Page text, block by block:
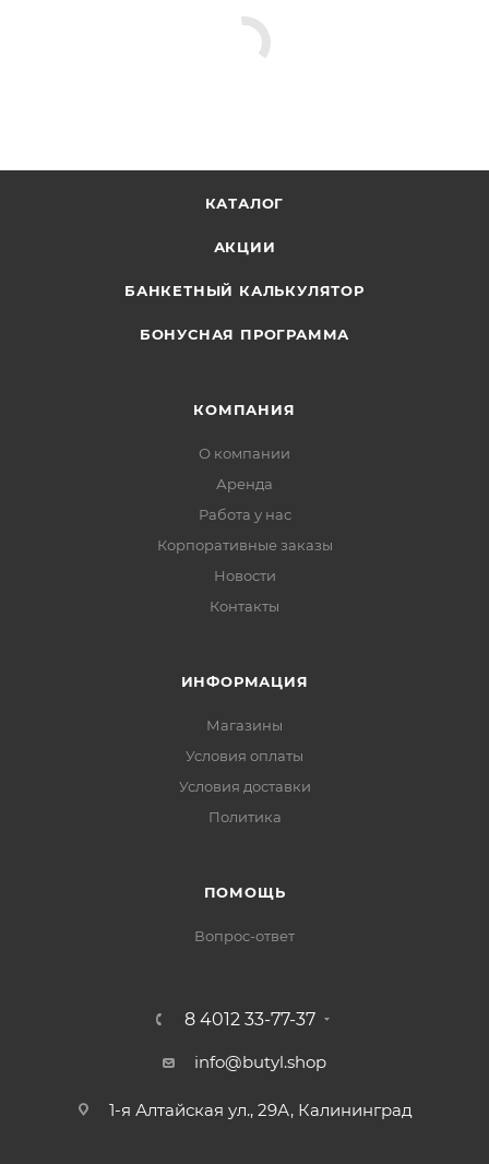
КАТАЛОГ
АКЦИИ
БАНКЕТНЫЙ КАЛЬКУЛЯТОР
БОНУСНАЯ ПРОГРАММА
КОМПАНИЯ
О компании
Аренда
Работа у нас
Корпоративные заказы
Новости
Контакты
ИНФОРМАЦИЯ
Магазины
Условия оплаты
Условия доставки
Политика
ПОМОЩЬ
Вопрос-ответ
8 4012 33-77-37
info@butyl.shop
1-я Алтайская ул., 29А, Калининград